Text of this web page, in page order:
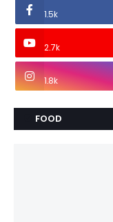
1.5k
2.7k
1.8k
FOOD